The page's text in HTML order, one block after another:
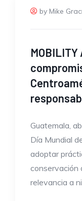
by Mike
Guatemala,
Día Mundial
adoptar
conservación
relevancia a